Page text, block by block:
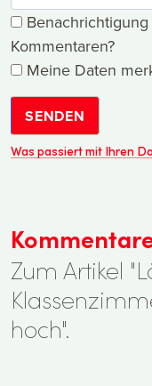
Kommentaren?
Meine Daten
SENDEN
Was passiert mit Ihren
Zum Artikel
hoch".